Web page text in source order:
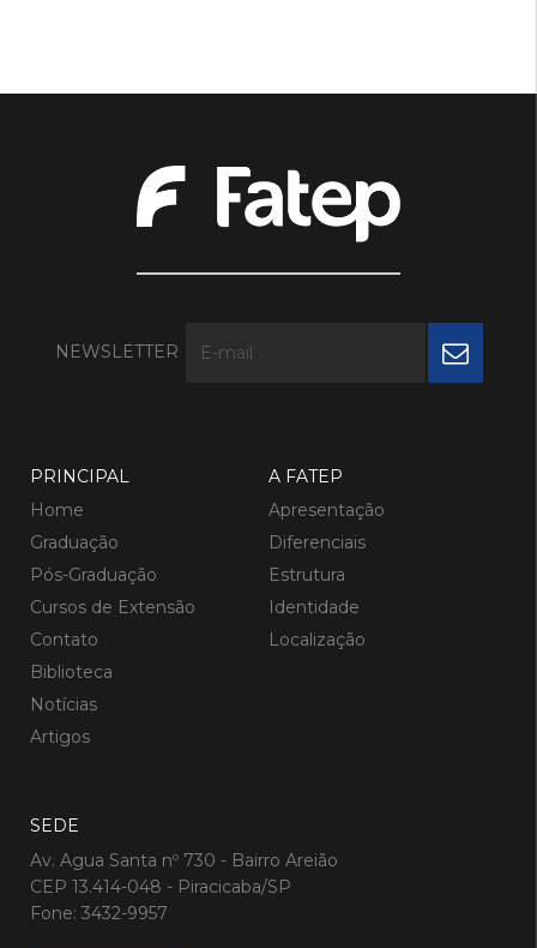
NEWSLETTER
PRINCIPAL
Home
Graduação
Pós-Graduação
Cursos de Extensão
Contato
Biblioteca
Notícias
Artigos
A FATEP
Apresentação
Diferenciais
Estrutura
Identidade
Localização
SEDE
Av. Agua Santa nº 730 - Bairro Areião
CEP 13.414-048 - Piracicaba/SP
Fone: 3432-9957